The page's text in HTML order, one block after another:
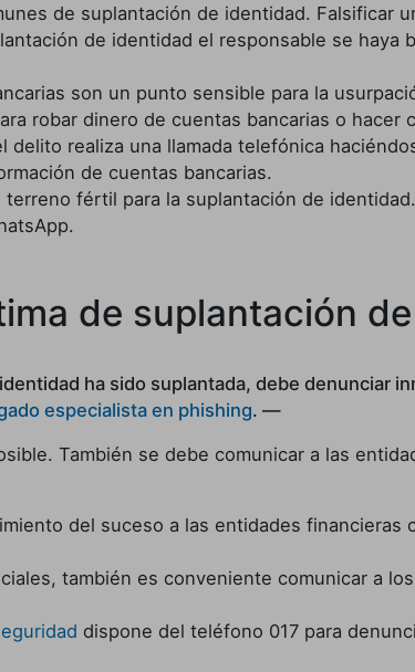
de suplantación de identidad. Falsificar
de identidad el responsable se haya
son un punto sensible para la
robar dinero de cuentas bancarias o hacer
delito realiza una llamada telefónica
de cuentas bancarias.
terreno fértil para la suplantación de
de suplantación
ha sido suplantada, debe denunciar
especialista en phishing.
También se debe comunicar a las
del suceso a las entidades financieras
también es conveniente comunicar a
dispone del teléfono 017 para